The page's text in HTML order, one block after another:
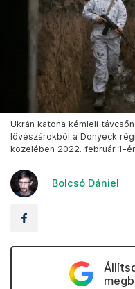
Ukrán katona kémleli
lövészárokból a Donyeck
közelében 2022. február 1-
Bolcsó Dániel